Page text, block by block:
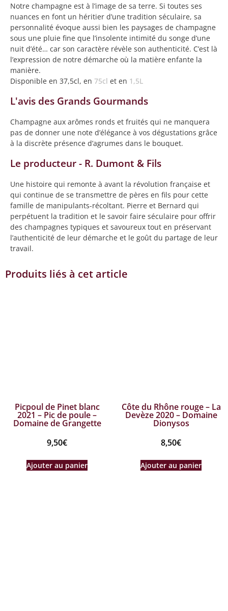
Notre champagne est à l’image de sa terre. Si toutes ses
nuances en font un héritier d’une tradition séculaire, sa
personnalité évoque aussi bien les paysages de champagne
sous une pluie fine que l’insolente intimité du songe d’une
nuit d’été… car son caractère révèle son authenticité. C’est là
l’expression de notre démarche où la matière enfante la
manière.
Disponible en 37,5cl, en 75cl et en 1,5L
L'avis des Grands Gourmands
Champagne aux arômes ronds et fruités qui ne manquera
pas de donner une note d’élégance à vos dégustations grâce
à la discrète présence d’agrumes dans le bouquet.
Le producteur - R. Dumont & Fils
Une histoire qui remonte à avant la révolution française et
qui continue de se transmettre de pères en fils pour cette
famille de manipulants-récoltant. Pierre et Bernard qui
perpétuent la tradition et le savoir faire séculaire pour offrir
des champagnes typiques et savoureux tout en préservant
l’authenticité de leur démarche et le goût du partage de leur
travail.
Produits liés à cet article
Picpoul de Pinet blanc
2021 – Pic de poule –
Domaine de Grangette
9,50€
Ajouter au panier
Côte du Rhône rouge – La
Devèze 2020 – Domaine
Dionysos
8,50€
Ajouter au panier